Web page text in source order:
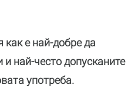
е най-добре да
най-често допусканите
употреба.